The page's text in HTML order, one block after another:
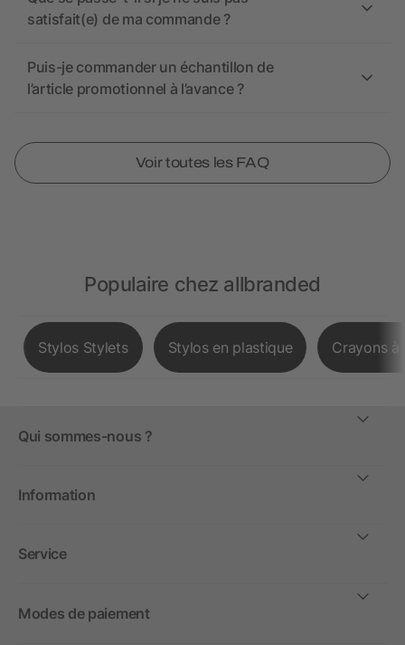
satisfait(e) de ma commande ?
Puis-je commander un échantillon de
l’article promotionnel à l’avance ?
Voir toutes les FAQ
Populaire chez allbranded
Stylos Stylets Stylos en plastique Crayons à
Qui sommes-nous ?
Information
Service
Modes de paiement